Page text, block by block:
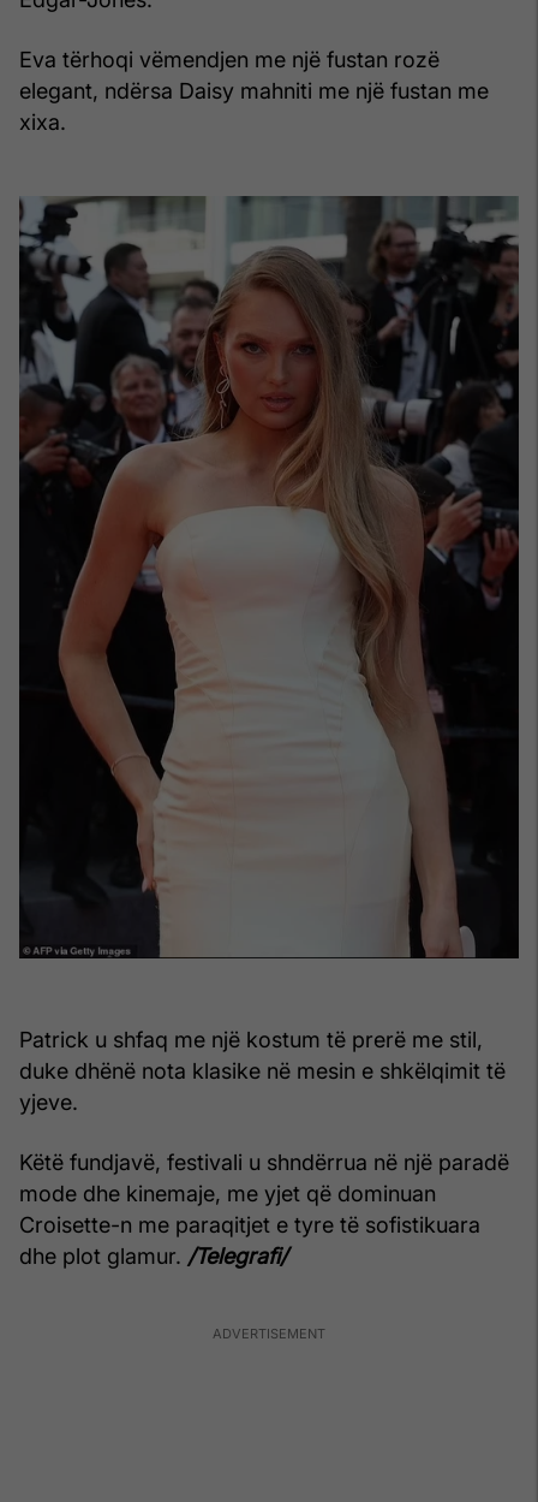
Eva tërhoqi vëmendjen me një fustan rozë
elegant, ndërsa Daisy mahniti me një fustan me
xixa.
Patrick u shfaq me një kostum të prerë me stil,
duke dhënë nota klasike në mesin e shkëlqimit të
yjeve.
Këtë fundjavë, festivali u shndërrua në një paradë
mode dhe kinemaje, me yjet që dominuan
Croisette-n me paraqitjet e tyre të sofistikuara
dhe plot glamur. /Telegrafi/